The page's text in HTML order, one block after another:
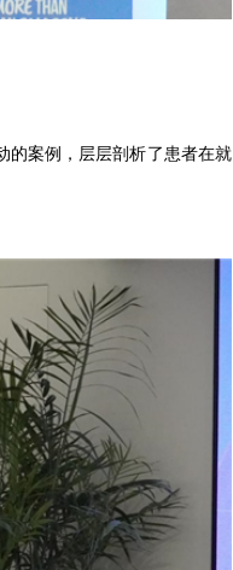
的案例，层层剖析了患者在就